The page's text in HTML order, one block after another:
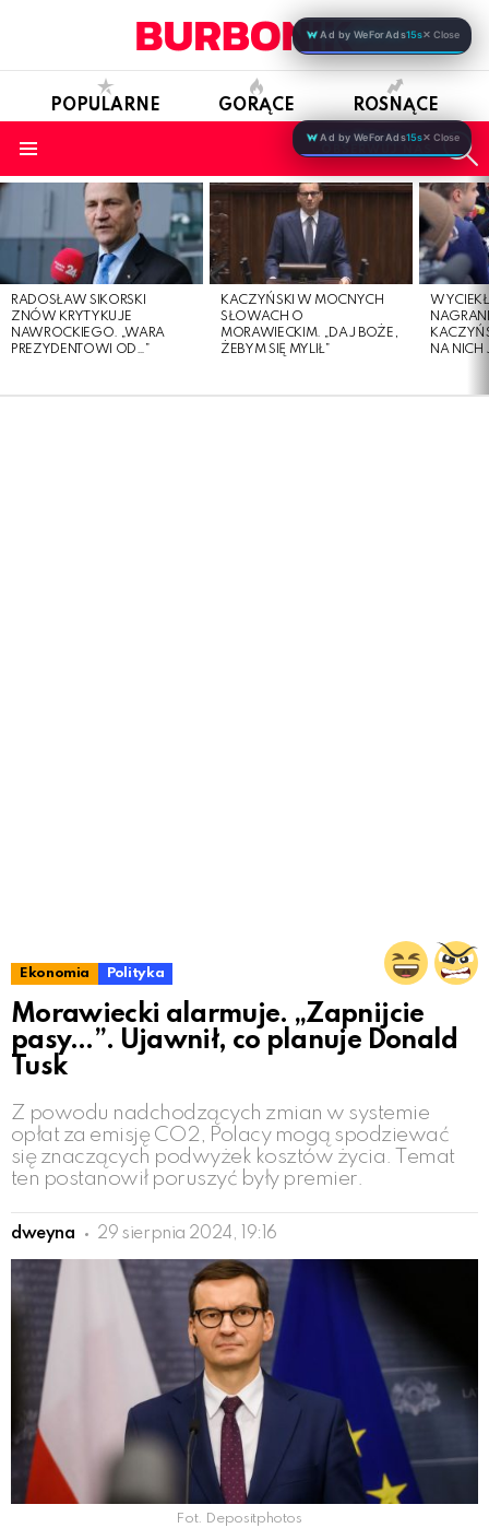
POPULARNE GORĄCE ROSNĄCE
LATEST
RADOSŁAW SIKORSKI
ZNÓW KRYTYKUJE
NAWROCKIEGO. „WARA
PREZYDENTOWI OD…”
KACZYŃSKI W MOCNYCH
SŁOWACH O
MORAWIECKIM. „DAJ BOŻE,
ŻEBYM SIĘ MYLIŁ”
NA NICH
Ekonomia Polityka
Morawiecki alarmuje. „Zapnijcie
pasy…”. Ujawnił, co planuje Donald
Tusk
Z powodu nadchodzących zmian w systemie
opłat za emisję CO2, Polacy mogą spodziewać
się znaczących podwyżek kosztów życia. Temat
ten postanowił poruszyć były premier.
dweyna 29 sierpnia 2024, 19:16
Fot. Depositphotos
Ad by WeForAds15s✕ Close
Ad by WeForAds15s✕ Close